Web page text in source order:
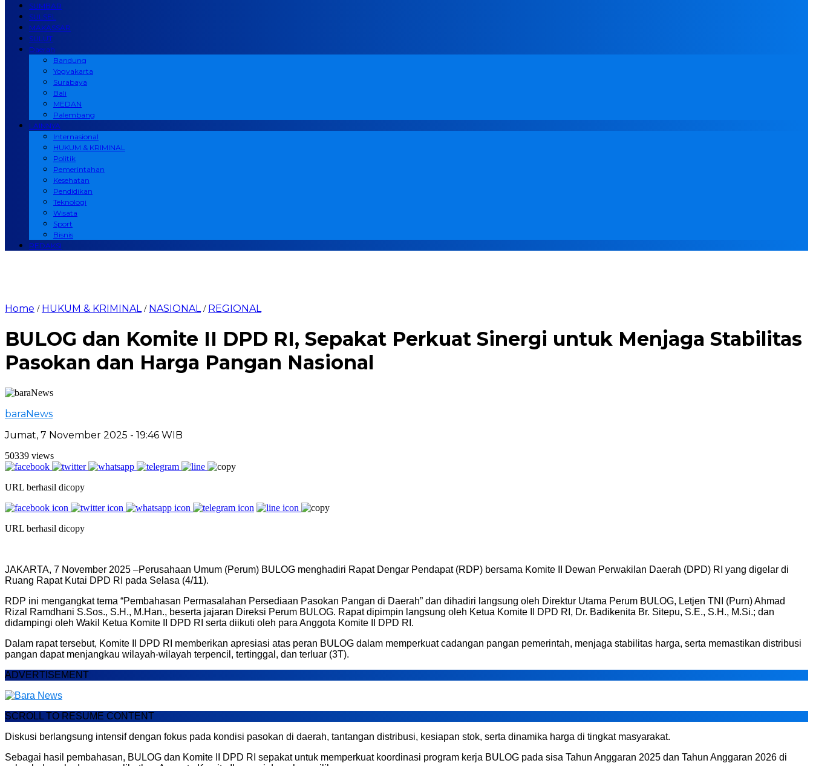
SUMBAR
SULSEL
MAKASSAR
SULUT
Daerah
Bandung
Yogyakarta
Surabaya
Bali
MEDAN
Palembang
LAINNYA
Internasional
HUKUM & KRIMINAL
Politik
Pemerintahan
Kesehatan
Pendidikan
Teknologi
Wisata
Sport
Bisnis
REDAKSI
Home / HUKUM & KRIMINAL / NASIONAL / REGIONAL
BULOG dan Komite II DPD RI, Sepakat Perkuat Sinergi untuk Menjaga Stabilitas
Pasokan dan Harga Pangan Nasional
baraNews
Jumat, 7 November 2025 - 19:46 WIB
50339 views
URL berhasil dicopy
URL berhasil dicopy
JAKARTA, 7 November 2025 –Perusahaan Umum (Perum) BULOG menghadiri Rapat Dengar Pendapat (RDP) bersama Komite II Dewan Perwakilan Daerah (DPD) RI yang digelar di
Ruang Rapat Kutai DPD RI pada Selasa (4/11).
RDP ini mengangkat tema “Pembahasan Permasalahan Persediaan Pasokan Pangan di Daerah” dan dihadiri langsung oleh Direktur Utama Perum BULOG, Letjen TNI (Purn) Ahmad
Rizal Ramdhani S.Sos., S.H., M.Han., beserta jajaran Direksi Perum BULOG. Rapat dipimpin langsung oleh Ketua Komite II DPD RI, Dr. Badikenita Br. Sitepu, S.E., S.H., M.Si.; dan
didampingi oleh Wakil Ketua Komite II DPD RI serta diikuti oleh para Anggota Komite II DPD RI.
Dalam rapat tersebut, Komite II DPD RI memberikan apresiasi atas peran BULOG dalam memperkuat cadangan pangan pemerintah, menjaga stabilitas harga, serta memastikan distribusi
pangan dapat menjangkau wilayah-wilayah terpencil, tertinggal, dan terluar (3T).
ADVERTISEMENT
SCROLL TO RESUME CONTENT
Diskusi berlangsung intensif dengan fokus pada kondisi pasokan di daerah, tantangan distribusi, kesiapan stok, serta dinamika harga di tingkat masyarakat.
Sebagai hasil pembahasan, BULOG dan Komite II DPD RI sepakat untuk memperkuat koordinasi program kerja BULOG pada sisa Tahun Anggaran 2025 dan Tahun Anggaran 2026 di